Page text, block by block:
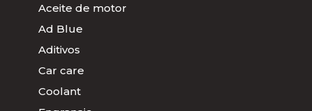
Aceite de motor
Ad Blue
Aditivos
Car care
Coolant